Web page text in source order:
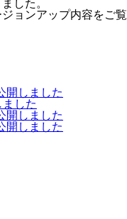
した。
ョンアップ内容をご覧
開しました
した
開しました
開しました